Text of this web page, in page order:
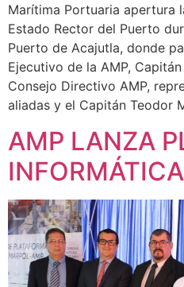
Marítima Portuaria apertura
Estado Rector del Puerto
Puerto de Acajutla, donde
Ejecutivo de la AMP,
Consejo Directivo AMP,
aliadas y el Capitán Teodor
AMP LANZA